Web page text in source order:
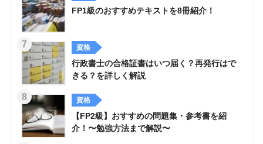
FP1級のおすすめテキストを8冊紹介！
資格
行政書士の合格証書はいつ届く？再発行はで
きる？を詳しく解説
資格
【FP2級】おすすめの問題集・参考書を紹
介！〜勉強方法まで解説〜